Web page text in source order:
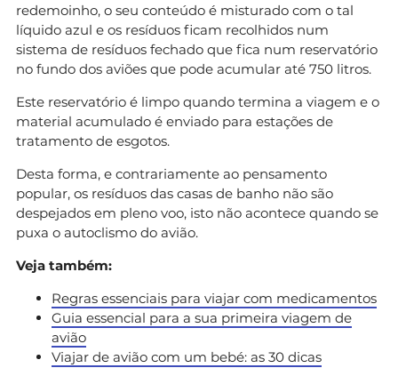
redemoinho, o seu conteúdo é misturado com o tal
líquido azul e os resíduos ficam recolhidos num
sistema de resíduos fechado que fica num reservatório
no fundo dos aviões que pode acumular até 750 litros.
Este reservatório é limpo quando termina a viagem e o
material acumulado é enviado para estações de
tratamento de esgotos.
Desta forma, e contrariamente ao pensamento
popular, os resíduos das casas de banho não são
despejados em pleno voo, isto não acontece quando se
puxa o autoclismo do avião.
Veja também:
Regras essenciais para viajar com medicamentos
Guia essencial para a sua primeira viagem de
avião
Viajar de avião com um bebé: as 30 dicas